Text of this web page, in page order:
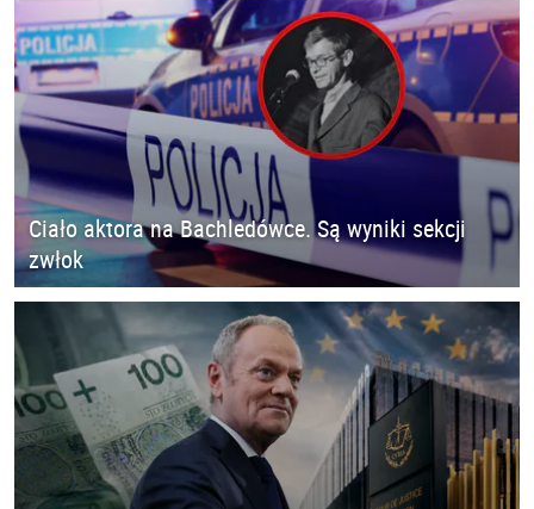
Ciało aktora na Bachledówce. Są wyniki sekcji
zwłok